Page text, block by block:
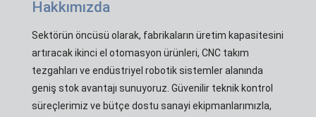
Hakkımızda
Sektörün öncüsü olarak, fabrikaların üretim kapasitesini
artıracak ikinci el otomasyon ürünleri, CNC takım
tezgahları ve endüstriyel robotik sistemler alanında
geniş stok avantajı sunuyoruz. Güvenilir teknik kontrol
süreçlerimiz ve bütçe dostu sanayi ekipmanlarımızla,